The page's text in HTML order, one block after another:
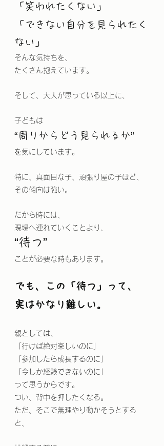
「笑われたくない」
「できない自分を見られたく
ない」
そんな気持ちを、
たくさん抱えています。
そして、大人が思っている以上に、
子どもは
“周りからどう見られるか”
を気にしています。
特に、真面目な子、頑張り屋の子ほど、
その傾向は強い。
だから時には、
現場へ連れていくことより、
“待つ”
ことが必要な時もあります。
でも、この「待つ」って、
実はかなり難しい。
親としては、
「行けば絶対楽しいのに」
「参加したら成長するのに」
「今しか経験できないのに」
って思うからです。
つい、背中を押したくなる。
ただ、そこで無理やり動かそうとする
と、